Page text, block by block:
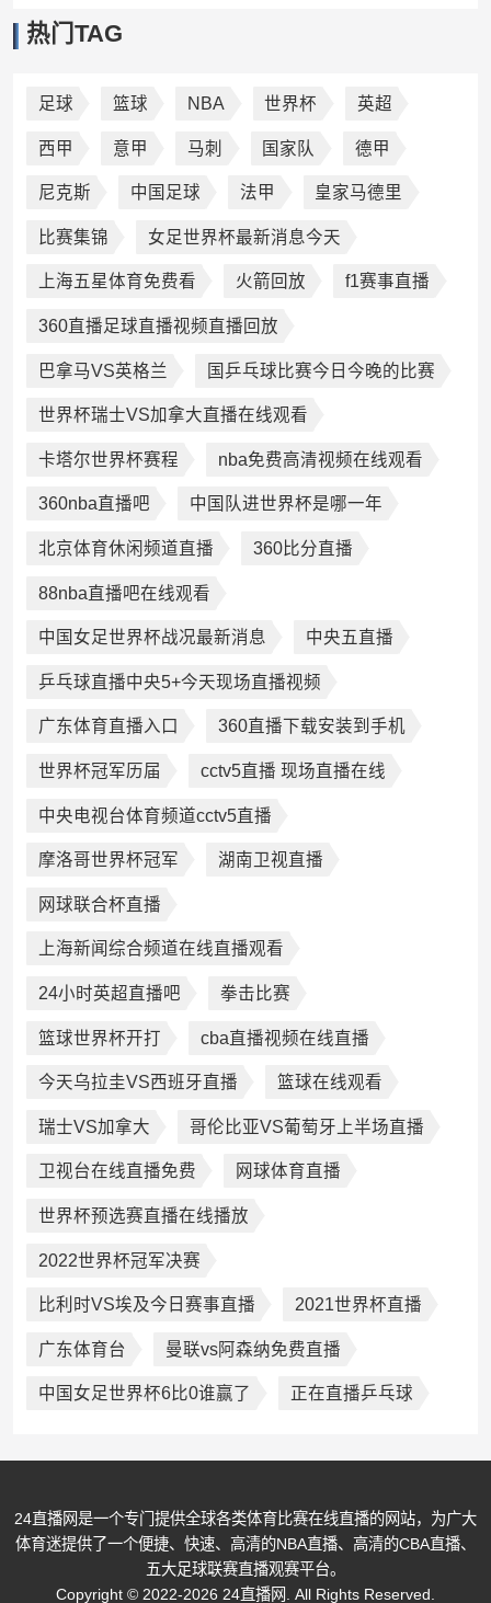
热门TAG
足球 篮球 NBA 世界杯 英超
西甲 意甲 马刺 国家队 德甲
尼克斯 中国足球 法甲 皇家马德里
比赛集锦 女足世界杯最新消息今天
上海五星体育免费看 火箭回放 f1赛事直播
360直播足球直播视频直播回放
巴拿马VS英格兰 国乒乓球比赛今日今晚的比赛
世界杯瑞士VS加拿大直播在线观看
卡塔尔世界杯赛程 nba免费高清视频在线观看
360nba直播吧 中国队进世界杯是哪一年
北京体育休闲频道直播 360比分直播
88nba直播吧在线观看
中国女足世界杯战况最新消息 中央五直播
乒乓球直播中央5+今天现场直播视频
广东体育直播入口 360直播下载安装到手机
世界杯冠军历届 cctv5直播 现场直播在线
中央电视台体育频道cctv5直播
摩洛哥世界杯冠军 湖南卫视直播
网球联合杯直播
上海新闻综合频道在线直播观看
24小时英超直播吧 拳击比赛
篮球世界杯开打 cba直播视频在线直播
今天乌拉圭VS西班牙直播 篮球在线观看
瑞士VS加拿大 哥伦比亚VS葡萄牙上半场直播
卫视台在线直播免费 网球体育直播
世界杯预选赛直播在线播放
2022世界杯冠军决赛
比利时VS埃及今日赛事直播 2021世界杯直播
广东体育台 曼联vs阿森纳免费直播
中国女足世界杯6比0谁赢了 正在直播乒乓球
24直播网是一个专门提供全球各类体育比赛在线直播的网站，为广大
体育迷提供了一个便捷、快速、高清的NBA直播、高清的CBA直播、
五大足球联赛直播观赛平台。
Copyright © 2022-2026 24直播网. All Rights Reserved.